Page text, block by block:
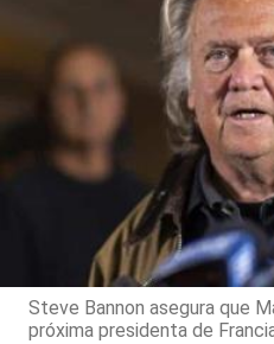
Steve Bannon asegura que
próxima presidenta de